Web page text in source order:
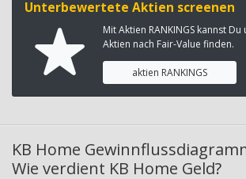
Unterbewertete Aktien screenen
Mit Aktien RANKINGS kannst
Aktien nach Fair-Value finden.
aktien RANKINGS
KB Home
Wie verdient KB Home Geld?